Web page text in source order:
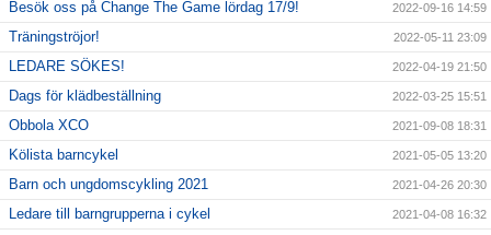
Besök oss på Change The Game lördag 17/9! 2022-09-16 14:59
Träningströjor! 2022-05-11 23:09
LEDARE SÖKES! 2022-04-19 21:50
Dags för klädbeställning 2022-03-25 15:51
Obbola XCO 2021-09-08 18:31
Kölista barncykel 2021-05-05 13:20
Barn och ungdomscykling 2021 2021-04-26 20:30
Ledare till barngrupperna i cykel 2021-04-08 16:32